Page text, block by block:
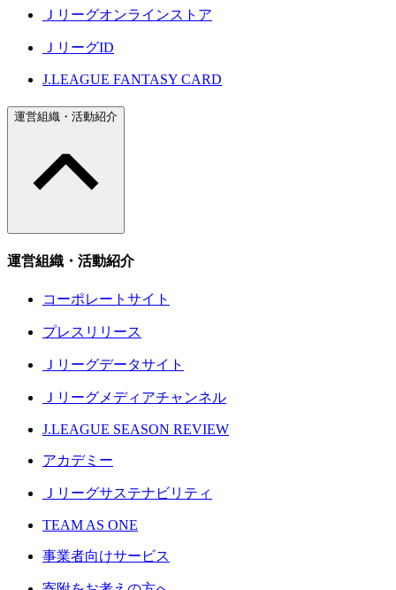
Ｊリーグオンラインストア
ＪリーグID
J.LEAGUE FANTASY CARD
運営組織・活動紹介
運営組織・活動紹介
コーポレートサイト
プレスリリース
Ｊリーグデータサイト
Ｊリーグメディアチャンネル
J.LEAGUE SEASON REVIEW
アカデミー
Ｊリーグサステナビリティ
TEAM AS ONE
事業者向けサービス